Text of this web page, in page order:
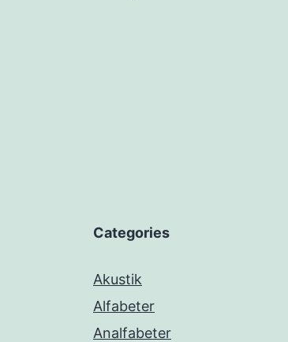
Categories
Akustik
Alfabeter
Analfabeter